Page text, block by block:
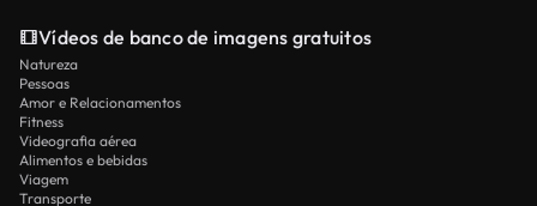
Vídeos de banco de imagens gratuitos
Natureza
Pessoas
Amor e Relacionamentos
Fitness
Videografia aérea
Alimentos e bebidas
Viagem
Transporte